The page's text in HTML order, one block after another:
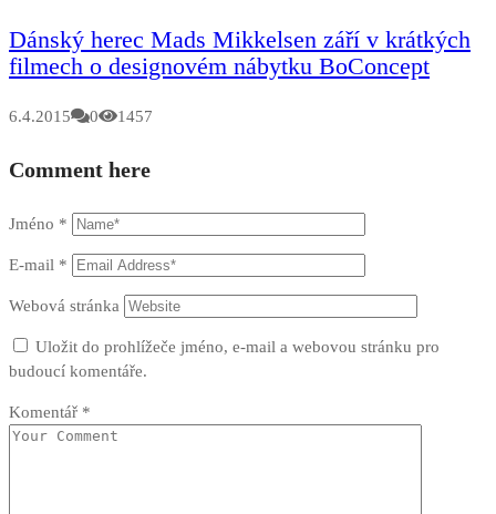
Dánský herec Mads Mikkelsen září v krátkých
filmech o designovém nábytku BoConcept
6.4.2015 0 1457
Comment here
Jméno *
E-mail *
Webová stránka
Uložit do prohlížeče jméno, e-mail a webovou stránku pro
budoucí komentáře.
Komentář *